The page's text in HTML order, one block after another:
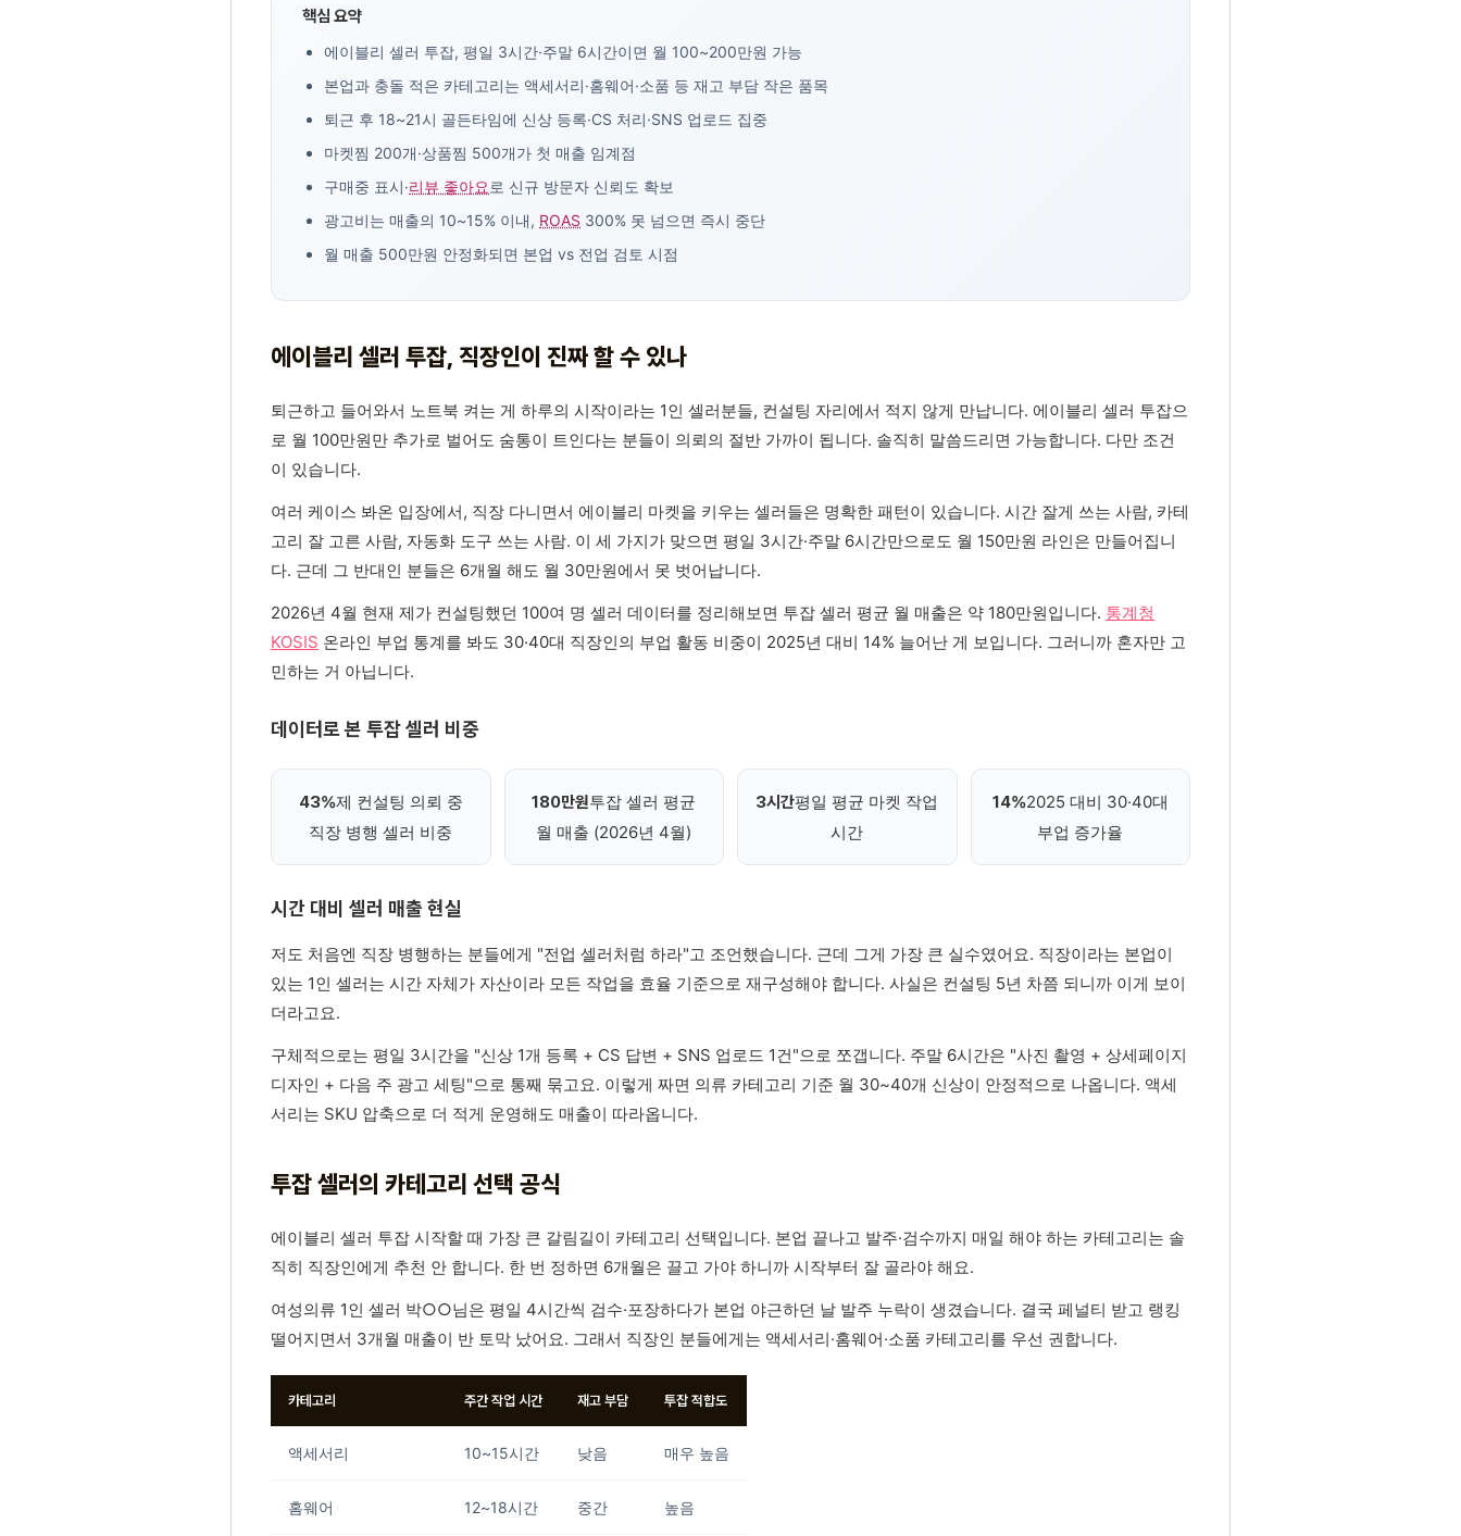
핵심 요약
에이블리 셀러 투잡, 평일 3시간·주말 6시간이면 월 100~200만원 가능
본업과 충돌 적은 카테고리는 액세서리·홈웨어·소품 등 재고 부담 작은 품목
퇴근 후 18~21시 골든타임에 신상 등록·CS 처리·SNS 업로드 집중
마켓찜 200개·상품찜 500개가 첫 매출 임계점
구매중 표시·리뷰 좋아요 로 신규 방문자 신뢰도 확보
광고비는 매출의 10~15% 이내, ROAS 300% 못 넘으면 즉시 중단
월 매출 500만원 안정화되면 본업 vs 전업 검토 시점
에이블리 셀러 투잡, 직장인이 진짜 할 수 있나
퇴근하고 들어와서 노트북 켜는 게 하루의 시작이라는 1인 셀러분들, 컨설팅 자리에서 적지 않게 만납니다. 에이블리 셀러 투잡으
로 월 100만원만 추가로 벌어도 숨통이 트인다는 분들이 의뢰의 절반 가까이 됩니다. 솔직히 말씀드리면 가능합니다. 다만 조건
이 있습니다.
여러 케이스 봐온 입장에서, 직장 다니면서 에이블리 마켓을 키우는 셀러들은 명확한 패턴이 있습니다. 시간 잘게 쓰는 사람, 카테
고리 잘 고른 사람, 자동화 도구 쓰는 사람. 이 세 가지가 맞으면 평일 3시간·주말 6시간만으로도 월 150만원 라인은 만들어집니
다. 근데 그 반대인 분들은 6개월 해도 월 30만원에서 못 벗어납니다.
2026년 4월 현재 제가 컨설팅했던 100여 명 셀러 데이터를 정리해보면 투잡 셀러 평균 월 매출은 약 180만원입니다. 통계청
KOSIS 온라인 부업 통계를 봐도 30·40대 직장인의 부업 활동 비중이 2025년 대비 14% 늘어난 게 보입니다. 그러니까 혼자만 고
민하는 거 아닙니다.
데이터로 본 투잡 셀러 비중
43%제 컨설팅 의뢰 중
직장 병행 셀러 비중
180만원투잡 셀러 평균
월 매출 (2026년 4월)
3시간평일 평균 마켓 작업
시간
14%2025 대비 30·40대
부업 증가율
시간 대비 셀러 매출 현실
저도 처음엔 직장 병행하는 분들에게 "전업 셀러처럼 하라"고 조언했습니다. 근데 그게 가장 큰 실수였어요. 직장이라는 본업이
있는 1인 셀러는 시간 자체가 자산이라 모든 작업을 효율 기준으로 재구성해야 합니다. 사실은 컨설팅 5년 차쯤 되니까 이게 보이
더라고요.
구체적으로는 평일 3시간을 "신상 1개 등록 + CS 답변 + SNS 업로드 1건"으로 쪼갭니다. 주말 6시간은 "사진 촬영 + 상세페이지
디자인 + 다음 주 광고 세팅"으로 통째 묶고요. 이렇게 짜면 의류 카테고리 기준 월 30~40개 신상이 안정적으로 나옵니다. 액세
서리는 SKU 압축으로 더 적게 운영해도 매출이 따라옵니다.
투잡 셀러의 카테고리 선택 공식
에이블리 셀러 투잡 시작할 때 가장 큰 갈림길이 카테고리 선택입니다. 본업 끝나고 발주·검수까지 매일 해야 하는 카테고리는 솔
직히 직장인에게 추천 안 합니다. 한 번 정하면 6개월은 끌고 가야 하니까 시작부터 잘 골라야 해요.
여성의류 1인 셀러 박○○님은 평일 4시간씩 검수·포장하다가 본업 야근하던 날 발주 누락이 생겼습니다. 결국 페널티 받고 랭킹
떨어지면서 3개월 매출이 반 토막 났어요. 그래서 직장인 분들에게는 액세서리·홈웨어·소품 카테고리를 우선 권합니다.
카테고리 주간 작업 시간 재고 부담 투잡 적합도
액세서리 10~15시간 낮음 매우 높음
홈웨어 12~18시간 중간 높음